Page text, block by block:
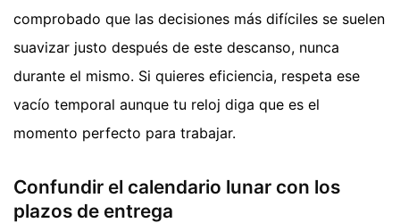
comprobado que las decisiones más difíciles se suelen
suavizar justo después de este descanso, nunca
durante el mismo. Si quieres eficiencia, respeta ese
vacío temporal aunque tu reloj diga que es el
momento perfecto para trabajar.
Confundir el calendario lunar con los
plazos de entrega